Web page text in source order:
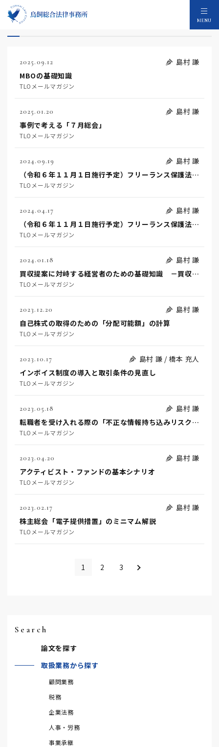
MENU
島村 謙の論文：27件
2025.09.12
島村 謙
MBOの基礎知識
TLOメールマガジン
2025.01.20
島村 謙
事例で考える「７月総会」
TLOメールマガジン
2024.09.19
島村 謙
（令和６年１１月１日施行予定）フリーランス保護法の要点と事前準備を要する事項（後編）
TLOメールマガジン
2024.04.17
島村 謙
（令和６年１１月１日施行予定）フリーランス保護法と事前準備を要する事項（前編・概要）
TLOメールマガジン
2024.01.18
島村 謙
買収提案に対峙する経営者のための基礎知識 －買収防衛の限界と企業買収行動指針－
TLOメールマガジン
2023.12.20
島村 謙
自己株式の取得のための「分配可能額」の計算
TLOメールマガジン
2023.10.17
島村 謙 / 橋本 充人
インボイス制度の導入と取引条件の見直し
TLOメールマガジン
2023.05.18
島村 謙
転職者を受け入れる際の「不正な情報持ち込みリスク」対策
TLOメールマガジン
2023.04.20
島村 謙
アクティビスト・ファンドの基本シナリオ
TLOメールマガジン
2023.02.17
島村 謙
株主総会「電子提供措置」のミニマム解説
TLOメールマガジン
1 2 3
Search
論文を探す
取扱業務から探す
顧問業務
税務
企業法務
人事・労務
事業承継